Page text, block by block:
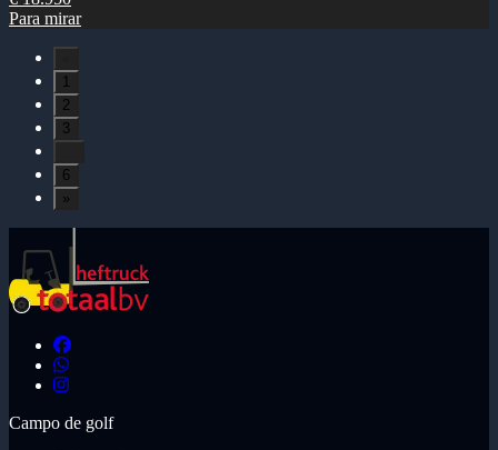
Para mirar
1
2
3
6
»
Campo de golf